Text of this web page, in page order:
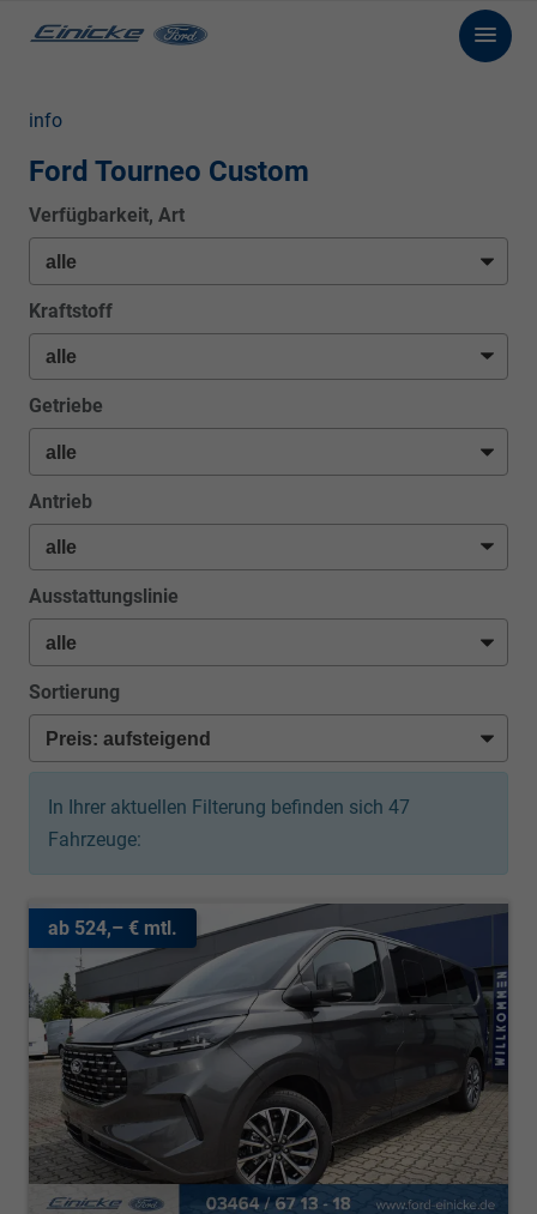
info
Ford Tourneo Custom
Verfügbarkeit, Art
Kraftstoff
Getriebe
Antrieb
Ausstattungslinie
Sortierung
In Ihrer aktuellen Filterung befinden sich 47
Fahrzeuge:
ab 524,– € mtl.